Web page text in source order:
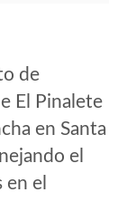
de
El Pinalete
en Santa
el
el